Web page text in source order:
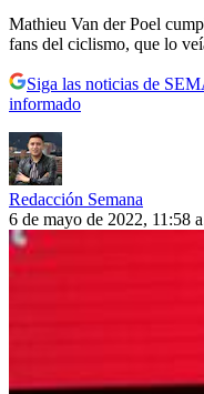
Mathieu Van der Poel
fans del ciclismo, que lo
Siga las noticias de
informado
Redacción Semana
6 de mayo de 2022, 11:58